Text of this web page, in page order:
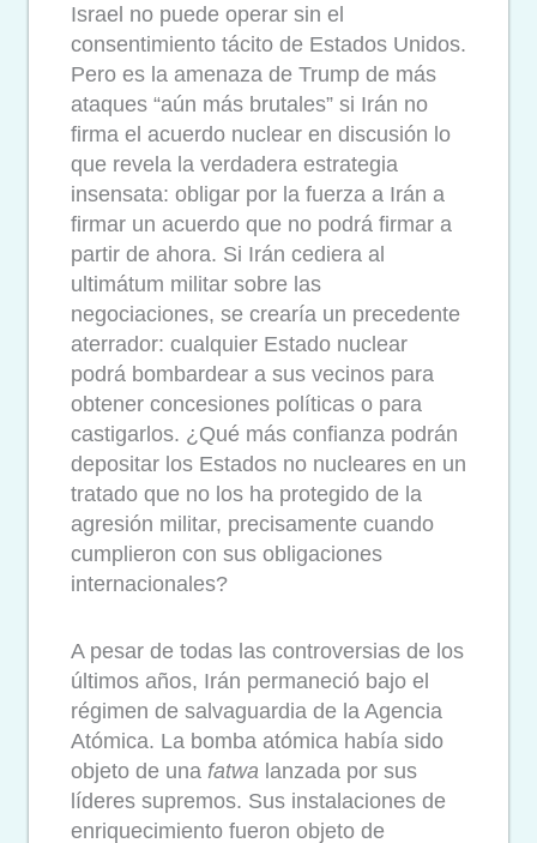
Israel no puede operar sin el
consentimiento tácito de Estados Unidos.
Pero es la amenaza de Trump de más
ataques “aún más brutales” si Irán no
firma el acuerdo nuclear en discusión lo
que revela la verdadera estrategia
insensata: obligar por la fuerza a Irán a
firmar un acuerdo que no podrá firmar a
partir de ahora. Si Irán cediera al
ultimátum militar sobre las
negociaciones, se crearía un precedente
aterrador: cualquier Estado nuclear
podrá bombardear a sus vecinos para
obtener concesiones políticas o para
castigarlos. ¿Qué más confianza podrán
depositar los Estados no nucleares en un
tratado que no los ha protegido de la
agresión militar, precisamente cuando
cumplieron con sus obligaciones
internacionales?
A pesar de todas las controversias de los
últimos años, Irán permaneció bajo el
régimen de salvaguardia de la Agencia
Atómica. La bomba atómica había sido
objeto de una fatwa lanzada por sus
líderes supremos. Sus instalaciones de
enriquecimiento fueron objeto de